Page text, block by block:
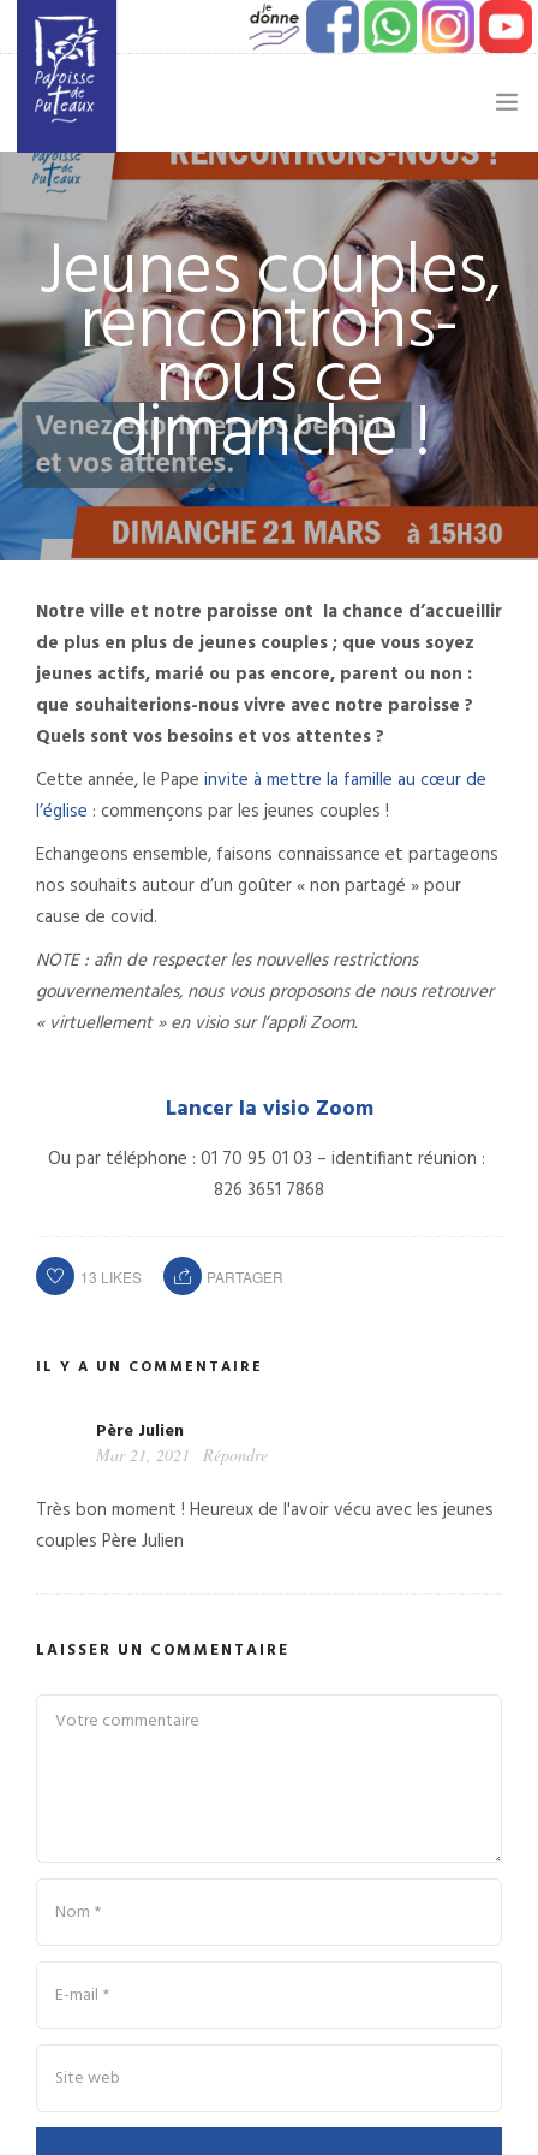
JE SOUHAITE…
ACTUALITÉ
JEUNESSE
ETAPES DE VIE
VIE PAROISSIALE
Jeunes couples,
rencontrons-
nous ce
dimanche !
Notre ville et notre paroisse ont la chance d’accueillir
de plus en plus de jeunes couples ; que vous soyez
jeunes actifs, marié ou pas encore, parent ou non :
que souhaiterions-nous vivre avec notre paroisse ?
Quels sont vos besoins et vos attentes ?
Cette année, le Pape invite à mettre la famille au cœur de
l’église : commençons par les jeunes couples !
Echangeons ensemble, faisons connaissance et partageons
nos souhaits autour d’un goûter « non partagé » pour
cause de covid.
NOTE : afin de respecter les nouvelles restrictions
gouvernementales, nous vous proposons de nous retrouver
« virtuellement » en visio sur l’appli Zoom.
Lancer la visio Zoom
Ou par téléphone : 01 70 95 01 03 – identifiant réunion :
826 3651 7868
13 LIKES PARTAGER
IL Y A UN COMMENTAIRE
Père Julien
Mar 21, 2021 Répondre
Très bon moment ! Heureux de l'avoir vécu avec les jeunes
couples Père Julien
LAISSER UN COMMENTAIRE